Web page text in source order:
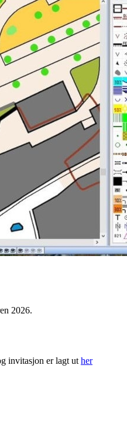
2026.
invitasjon er lagt ut her